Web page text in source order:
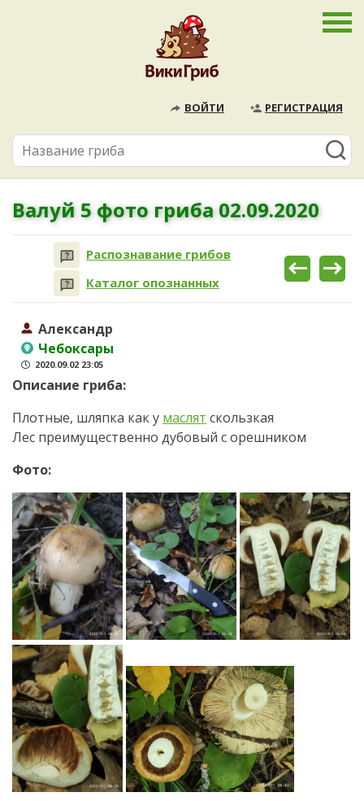
ВОЙТИ РЕГИСТРАЦИЯ
Валуй 5 фото гриба 02.09.2020
Распознавание грибов
Каталог опознанных
Александр
Чебоксары
2020.09.02 23:05
Описание гриба:
Плотные, шляпка как у маслят скользкая
Лес преимущественно дубовый с орешником
Фото: